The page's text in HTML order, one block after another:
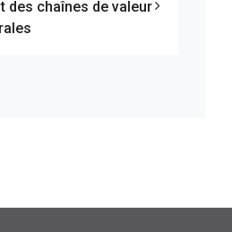
des chaînes de valeur